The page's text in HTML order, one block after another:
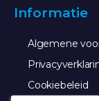
Informatie
Algemene
Cookiebeleid